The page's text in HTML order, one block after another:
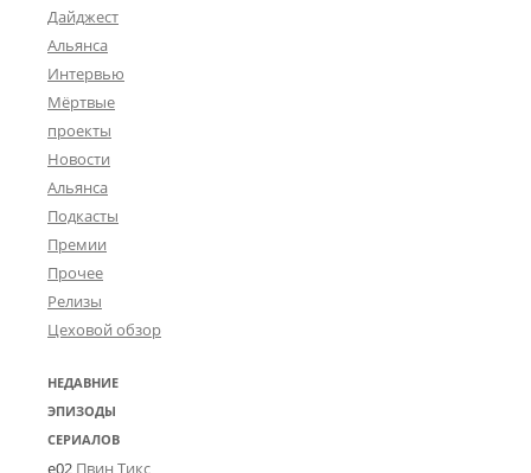
Дайджест
Альянса
Интервью
Мёртвые
проекты
Новости
Альянса
Подкасты
Премии
Прочее
Релизы
Цеховой обзор
НЕДАВНИЕ
ЭПИЗОДЫ
СЕРИАЛОВ
e02 Пвин Тикс